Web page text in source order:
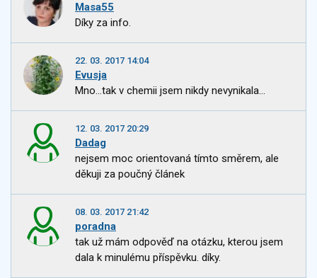
Masa55
Díky za info.
22. 03. 2017 14:04
Evusja
Mno...tak v chemii jsem nikdy nevynikala...
12. 03. 2017 20:29
Dadag
nejsem moc orientovaná tímto směrem, ale
děkuji za poučný článek
08. 03. 2017 21:42
poradna
tak už mám odpověď na otázku, kterou jsem
dala k minulému příspěvku. díky.